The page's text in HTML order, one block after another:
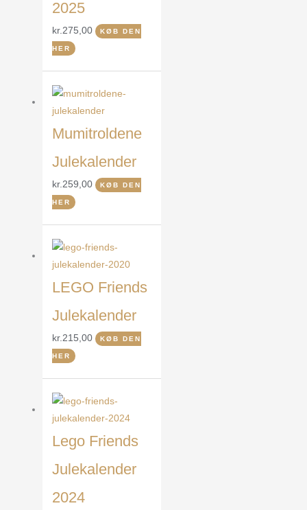
2025
kr.275,00 KØB DEN
HER
Mumitroldene
Julekalender
kr.259,00 KØB DEN
HER
LEGO Friends
Julekalender
kr.215,00 KØB DEN
HER
Lego Friends
Julekalender
2024